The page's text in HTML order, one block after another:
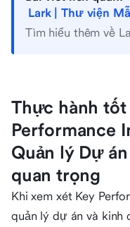
Lark | Thư viện
Tìm hiểu thêm về
Thực hành
Performance
Quản lý Dự
quan trọng
Khi xem xét Key
quản lý dự án và kinh